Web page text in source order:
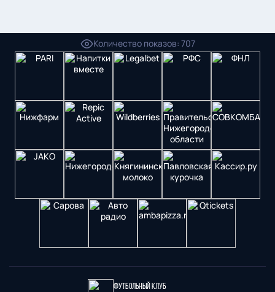
Количество показов: 707
Футбольный клуб